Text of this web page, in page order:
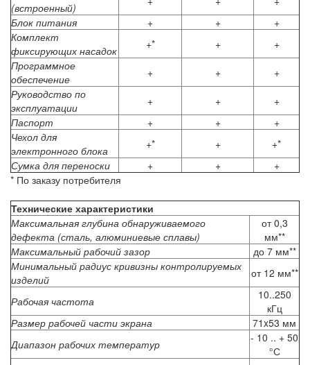
(встроенный)
Блок питания
+ +
+
Комплект
фиксирующих насадок
+* +
+
Программное
обеспечение
+ +
+
Руководство по
эксплуатации
+ +
+
Паспорт
+ +
+
Чехол для
электронного блока
+* +
+*
Сумка для переноски
+ +
+
* По заказу потребителя
Технические характеристики
Максимальная глубина обнаруживаемого
дефекта (сталь, алюминиевые сплавы)
от 0,3
мм**
Максимальный рабочий зазор
до 7 мм**
Минимальный радиус кривизны контролируемых
изделий
от 12 мм**
Рабочая частота
10..250
кГц
Размер рабочей части экрана
71x53 мм
Диапазон рабочих температур
- 10 .. + 50
°С